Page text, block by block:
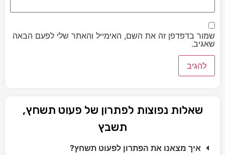
שמור בדפדפן זה את השם, האימייל והאתר שלי לפעם הבאה
שאגיב.
שאלות נפוצות לפתרון של פעוט תשחץ,
תשבץ
איך מצאנו את הפתרון לפעוט תשחץ?